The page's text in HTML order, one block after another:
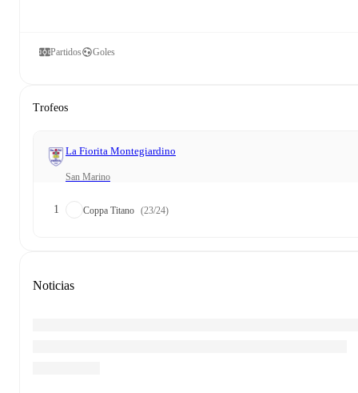
Partidos Goles
Trofeos
La Fiorita Montegiardino
San Marino
1 Coppa Titano (23/24)
Noticias